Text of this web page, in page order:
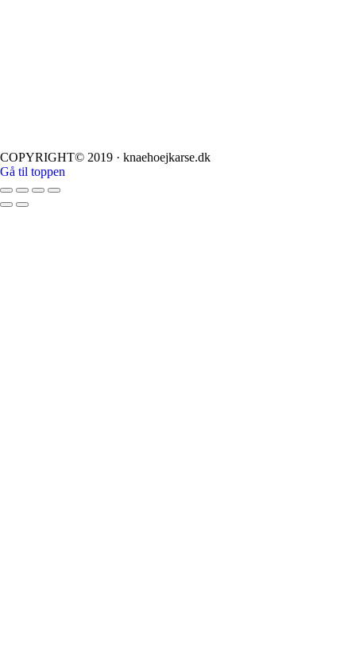
COPYRIGHT© 2019 · knaehoejkarse.dk
Gå til toppen